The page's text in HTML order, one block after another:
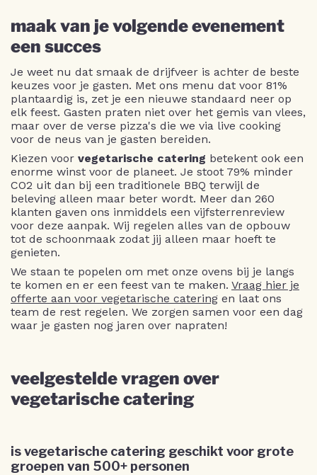
maak van je volgende evenement
een succes
Je weet nu dat smaak de drijfveer is achter de beste
keuzes voor je gasten. Met ons menu dat voor 81%
plantaardig is, zet je een nieuwe standaard neer op
elk feest. Gasten praten niet over het gemis van vlees,
maar over de verse pizza's die we via live cooking
voor de neus van je gasten bereiden.
Kiezen voor vegetarische catering betekent ook een
enorme winst voor de planeet. Je stoot 79% minder
CO2 uit dan bij een traditionele BBQ terwijl de
beleving alleen maar beter wordt. Meer dan 260
klanten gaven ons inmiddels een vijfsterrenreview
voor deze aanpak. Wij regelen alles van de opbouw
tot de schoonmaak zodat jij alleen maar hoeft te
genieten.
We staan te popelen om met onze ovens bij je langs
te komen en er een feest van te maken. Vraag hier je
offerte aan voor vegetarische catering en laat ons
team de rest regelen. We zorgen samen voor een dag
waar je gasten nog jaren over napraten!
veelgestelde vragen over
vegetarische catering
is vegetarische catering geschikt voor grote
groepen van 500+ personen